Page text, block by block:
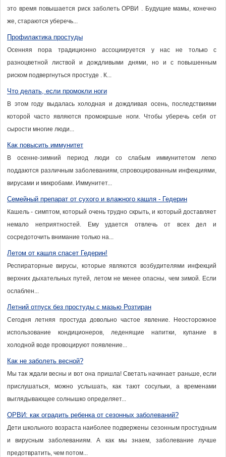
это время повышается риск заболеть ОРВИ . Будущие мамы, конечно
же, стараются уберечь...
Профилактика простуды
Осенняя пора традиционно ассоциируется у нас не только с
разноцветной листвой и дождливыми днями, но и с повышенным
риском подвергнуться простуде . К...
Что делать, если промокли ноги
В этом году выдалась холодная и дождливая осень, последствиями
которой часто являются промокршые ноги. Чтобы уберечь себя от
сырости многие люди...
Как повысить иммунитет
В осенне-зимний период люди со слабым иммунитетом легко
поддаются различным заболеваниям, спровоцированным инфекциями,
вирусами и микробами. Иммунитет...
Семейный препарат от сухого и влажного кашля - Гедерин
Кашель - симптом, который очень трудно скрыть, и который доставляет
немало неприятностей. Ему удается отвлечь от всех дел и
сосредоточить внимание только на...
Летом от кашля спасет Гедерин!
Респираторные вирусы, которые являются возбудителями инфекций
верхних дыхательных путей, летом не менее опасны, чем зимой. Если
ослаблен...
Летний отпуск без простуды с мазью Розтиран
Сегодня летняя простуда довольно частое явление. Неосторожное
использование кондиционеров, леденящие напитки, купание в
холодной воде провоцируют появление...
Как не заболеть весной?
Мы так ждали весны и вот она пришла! Светать начинает раньше, если
прислушаться, можно услышать, как тают сосульки, а временами
выглядывающее солнышко определяет...
ОРВИ: как оградить ребенка от сезонных заболеваний?
Дети школьного возраста наиболее подвержены сезонным простудным
и вирусным заболеваниям. А как мы знаем, заболевание лучше
предотвратить, чем потом...